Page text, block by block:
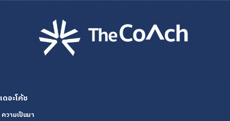
เดอะโค้ช
ความเป็นมา